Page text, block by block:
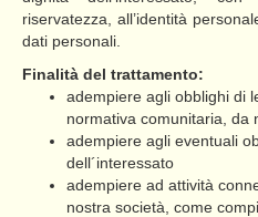
riservatezza, all’identità
dati personali.
Finalità del trattamento:
adempiere agli obblighi di
normativa comunitaria, da
adempiere agli eventuali
dell´interessato
adempiere ad attività
nostra società, come